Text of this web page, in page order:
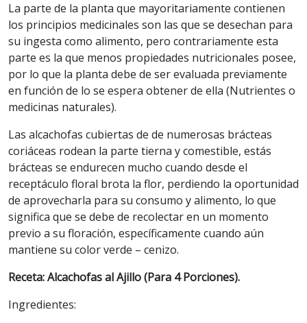
La parte de la planta que mayoritariamente contienen
los principios medicinales son las que se desechan para
su ingesta como alimento, pero contrariamente esta
parte es la que menos propiedades nutricionales posee,
por lo que la planta debe de ser evaluada previamente
en función de lo se espera obtener de ella (Nutrientes o
medicinas naturales).
Las alcachofas cubiertas de de numerosas brácteas
coriáceas rodean la parte tierna y comestible, estás
brácteas se endurecen mucho cuando desde el
receptáculo floral brota la flor, perdiendo la oportunidad
de aprovecharla para su consumo y alimento, lo que
significa que se debe de recolectar en un momento
previo a su floración, específicamente cuando aún
mantiene su color verde – cenizo.
Receta: Alcachofas al Ajillo (Para 4 Porciones).
Ingredientes: